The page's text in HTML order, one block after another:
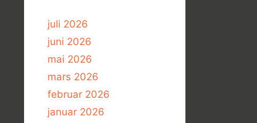
juli 2026
juni 2026
mai 2026
mars 2026
februar 2026
januar 2026